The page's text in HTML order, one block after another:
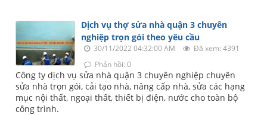
Dịch vụ thợ sửa nhà quận 3 chuyên
nghiệp trọn gói theo yêu cầu
30/11/2022 04:32:00 AM
Đã xem: 4391
Phản hồi: 0
Công ty dịch vụ sửa nhà quận 3 chuyên nghiệp chuyên
sửa nhà trọn gói, cải tạo nhà, nâng cấp nhà, sửa các hạng
mục nội thất, ngoại thất, thiết bị điện, nước cho toàn bộ
công trình.